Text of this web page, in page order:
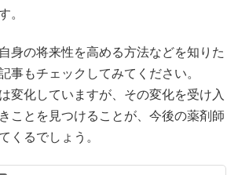
。
身の将来性を高める方法などを知りた
事もチェックしてみてください。
変化していますが、その変化を受け入
ことを見つけることが、今後の薬剤師
くるでしょう。